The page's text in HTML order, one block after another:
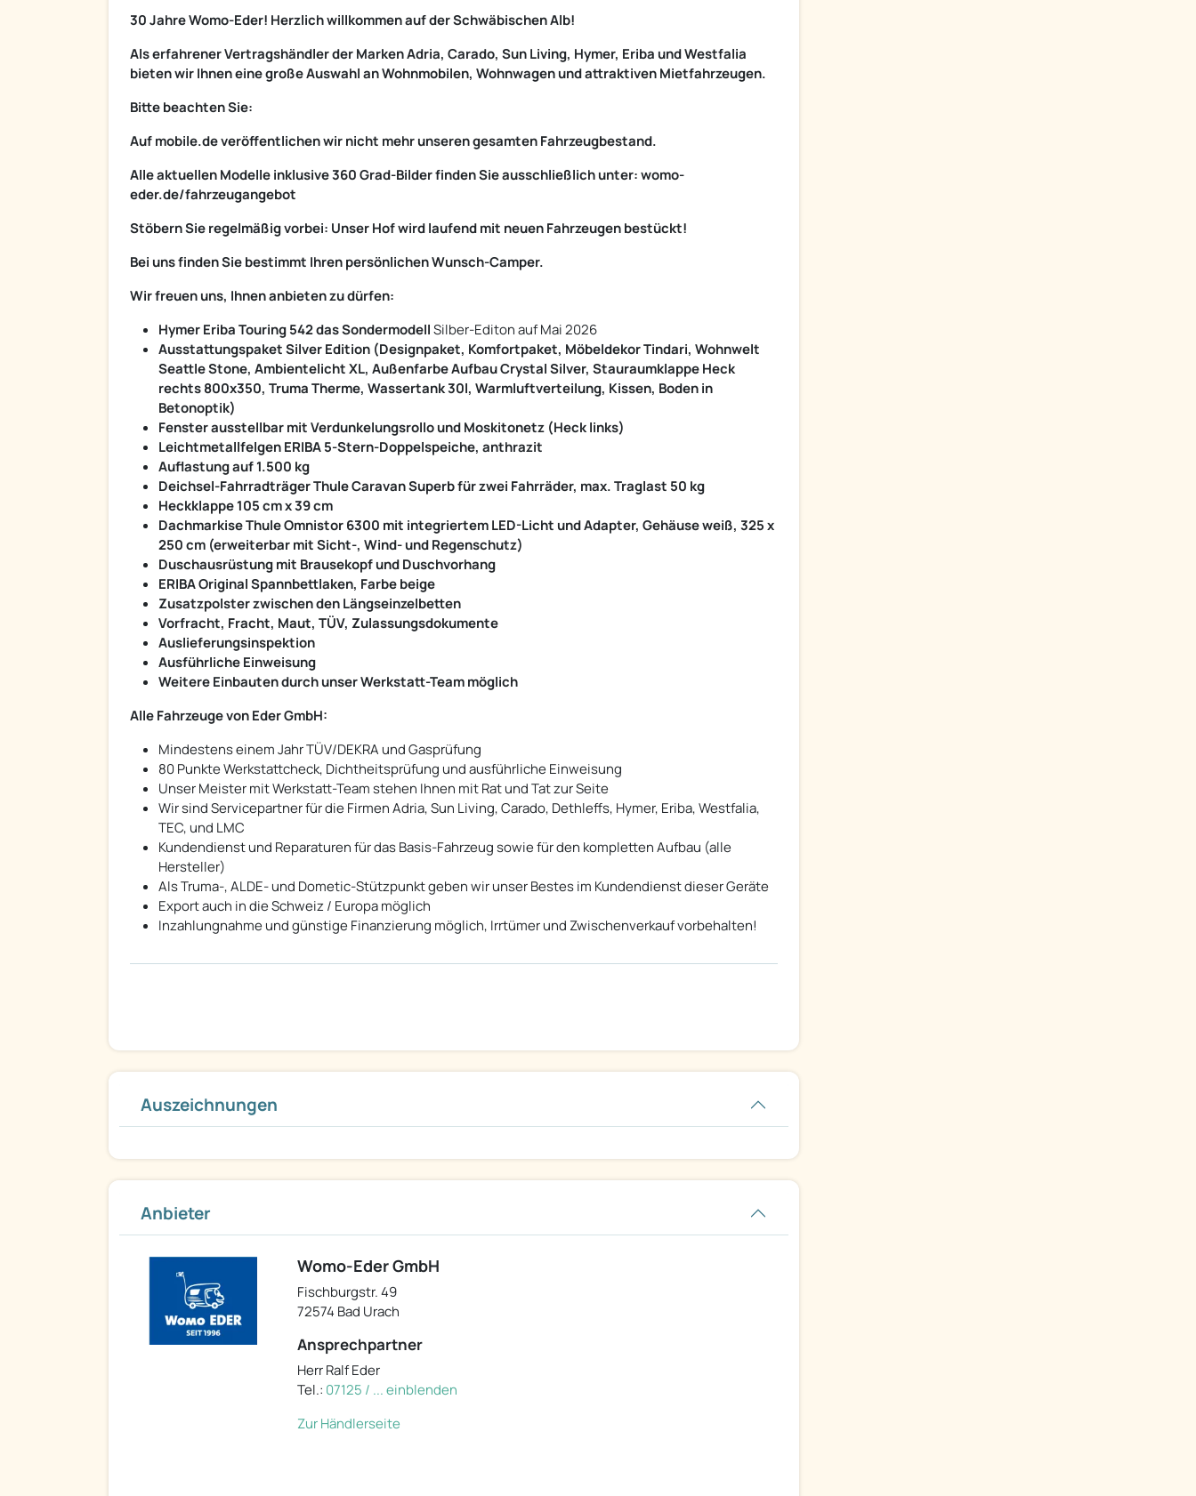
30 Jahre Womo-Eder! Herzlich willkommen auf der Schwäbischen Alb!
Als erfahrener Vertragshändler der Marken Adria, Carado, Sun Living, Hymer, Eriba und Westfalia
bieten wir Ihnen eine große Auswahl an Wohnmobilen, Wohnwagen und attraktiven Mietfahrzeugen.
Bitte beachten Sie:
Auf mobile.de veröffentlichen wir nicht mehr unseren gesamten Fahrzeugbestand.
Alle aktuellen Modelle inklusive 360 Grad-Bilder finden Sie ausschließlich unter: womo-
eder.de/fahrzeugangebot
Stöbern Sie regelmäßig vorbei: Unser Hof wird laufend mit neuen Fahrzeugen bestückt!
Bei uns finden Sie bestimmt Ihren persönlichen Wunsch-Camper.
Wir freuen uns, Ihnen anbieten zu dürfen:
Hymer Eriba Touring 542 das SondermodellSilber-Editon auf Mai 2026
Ausstattungspaket Silver Edition (Designpaket, Komfortpaket, Möbeldekor Tindari, Wohnwelt
Seattle Stone, Ambientelicht XL, Außenfarbe Aufbau Crystal Silver, Stauraumklappe Heck
rechts 800x350, Truma Therme, Wassertank 30l, Warmluftverteilung, Kissen, Boden in
Betonoptik)
Fenster ausstellbar mit Verdunkelungsrollo und Moskitonetz (Heck links)
Leichtmetallfelgen ERIBA 5-Stern-Doppelspeiche, anthrazit
Auflastung auf 1.500 kg
Deichsel-Fahrradträger Thule Caravan Superb für zwei Fahrräder, max. Traglast 50 kg
Heckklappe 105 cm x 39 cm
Dachmarkise Thule Omnistor 6300 mit integriertem LED-Licht und Adapter, Gehäuse weiß, 325 x
250 cm (erweiterbar mit Sicht-, Wind- und Regenschutz)
Duschausrüstung mit Brausekopf und Duschvorhang
ERIBA Original Spannbettlaken, Farbe beige
Zusatzpolster zwischen den Längseinzelbetten
Vorfracht, Fracht, Maut, TÜV, Zulassungsdokumente
Auslieferungsinspektion
Ausführliche Einweisung
Weitere Einbauten durch unser Werkstatt-Team möglich
Alle Fahrzeuge von Eder GmbH:
Mindestens einem Jahr TÜV/DEKRA und Gasprüfung
80 Punkte Werkstattcheck, Dichtheitsprüfung und ausführliche Einweisung
Unser Meister mit Werkstatt-Team stehen Ihnen mit Rat und Tat zur Seite
Wir sind Servicepartner für die Firmen Adria, Sun Living, Carado, Dethleffs, Hymer, Eriba, Westfalia,
TEC, und LMC
Kundendienst und Reparaturen für das Basis-Fahrzeug sowie für den kompletten Aufbau (alle
Hersteller)
Als Truma-, ALDE- und Dometic-Stützpunkt geben wir unser Bestes im Kundendienst dieser Geräte
Export auch in die Schweiz / Europa möglich
Inzahlungnahme und günstige Finanzierung möglich, Irrtümer und Zwischenverkauf vorbehalten!
Auszeichnungen
Anbieter
Womo-Eder GmbH
Fischburgstr. 49
72574 Bad Urach
Ansprechpartner
Herr Ralf Eder
Tel.: 07125 / ... einblenden
Zur Händlerseite